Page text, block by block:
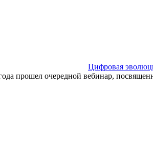
Цифровая
прошел очередной вебинар,